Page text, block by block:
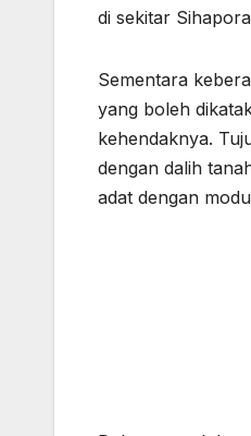
di sekitar
Sementara
yang boleh
kehendaknya.
dengan dalih
adat dengan